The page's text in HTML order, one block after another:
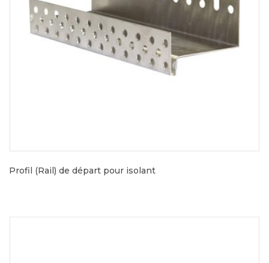
Profil (Rail) de départ pour isolant